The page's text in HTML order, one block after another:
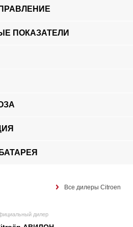
ПОКАЗАТЕЛИ
Все дилеры Citroen
дилер